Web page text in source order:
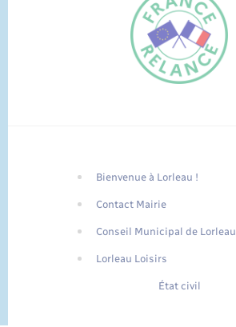
Traduction du
FR
Bienvenue à Lorleau !
Contact Mairie
Conseil Municipal de Lorleau
Lorleau Loisirs
État civil